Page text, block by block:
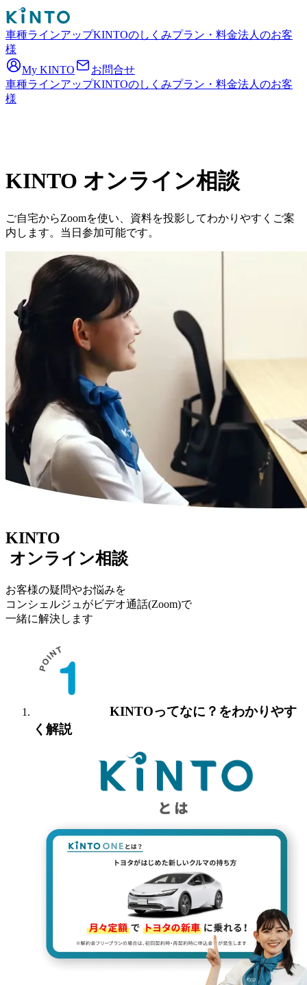
車種ラインアップKINTOのしくみプラン・料金法人のお客
様
My KINTO
お問合せ
車種ラインアップKINTOのしくみプラン・料金法人のお客
様
KINTO オンライン相談
ご自宅からZoomを使い、資料を投影してわかりやすくご案
内します。当日参加可能です。
KINTO
オンライン相談
お客様の疑問やお悩みを
コンシェルジュがビデオ通話(Zoom)で
一緒に解決します
KINTOってなに？をわかりやす
く解説